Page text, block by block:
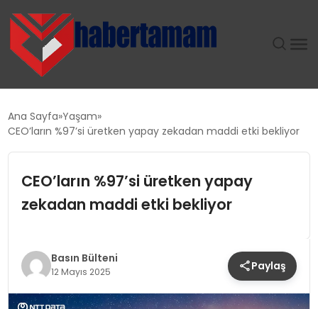
SPOR
EKONOMI
MAGAZIN
Ana Sayfa Yaşam
CEO’ların %97’si üretken yapay zekadan maddi etki bekliyor
CEO’ların %97’si üretken yapay
zekadan maddi etki bekliyor
Basın Bülteni
12 Mayıs 2025 Paylaş